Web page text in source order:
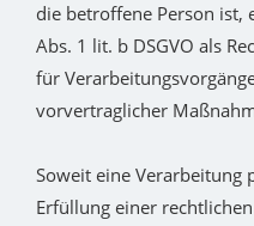
die betroffene Person
Abs. 1 lit. b DSGVO als
für
vorvertraglicher
Soweit eine Verarbeitung
Erfüllung einer